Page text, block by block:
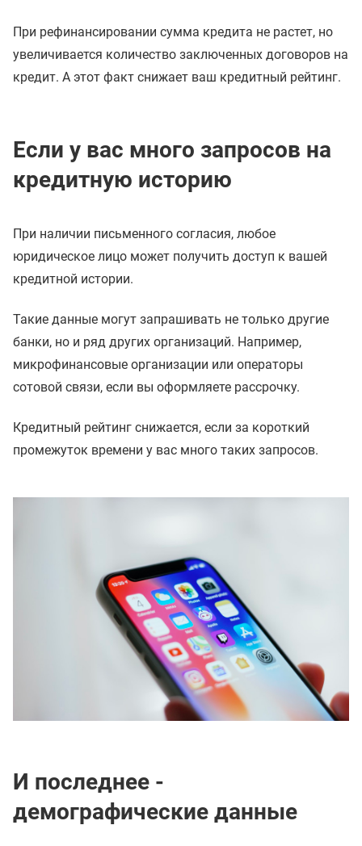
При рефинансировании сумма кредита не растет, но
увеличивается количество заключенных договоров на
кредит. А этот факт снижает ваш кредитный рейтинг.
Если у вас много запросов на
кредитную историю
При наличии письменного согласия, любое
юридическое лицо может получить доступ к вашей
кредитной истории.
Такие данные могут запрашивать не только другие
банки, но и ряд других организаций. Например,
микрофинансовые организации или операторы
сотовой связи, если вы оформляете рассрочку.
Кредитный рейтинг снижается, если за короткий
промежуток времени у вас много таких запросов.
И последнее -
демографические данные